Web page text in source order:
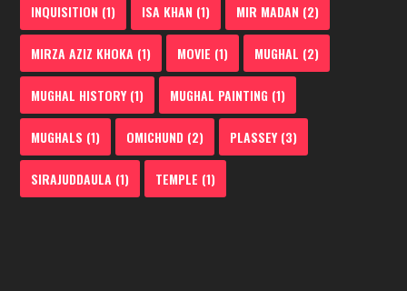
INQUISITION (1) ISA KHAN (1) MIR MADAN (2)
MIRZA AZIZ KHOKA (1) MOVIE (1) MUGHAL (2)
MUGHAL HISTORY(1) MUGHAL PAINTING (1)
MUGHALS (1) OMICHUND (2) PLASSEY(3)
SIRAJUDDAULA (1) TEMPLE (1)